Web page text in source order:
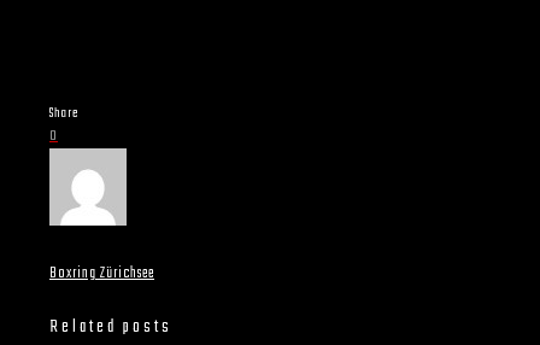
Share
0
Boxring Zürichsee
Related posts